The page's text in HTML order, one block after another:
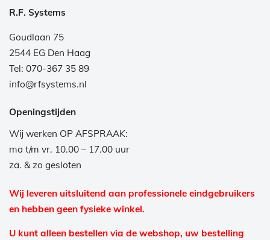
R.F. Systems
Goudlaan 75
2544 EG Den Haag
Tel: 070-367 35 89
info@rfsystems.nl
Openingstijden
Wij werken OP AFSPRAAK:
ma t/m vr. 10.00 – 17.00 uur
za. & zo gesloten
Wij leveren uitsluitend aan professionele eindgebruikers
en hebben geen fysieke winkel.
U kunt alleen bestellen via de webshop, uw bestelling